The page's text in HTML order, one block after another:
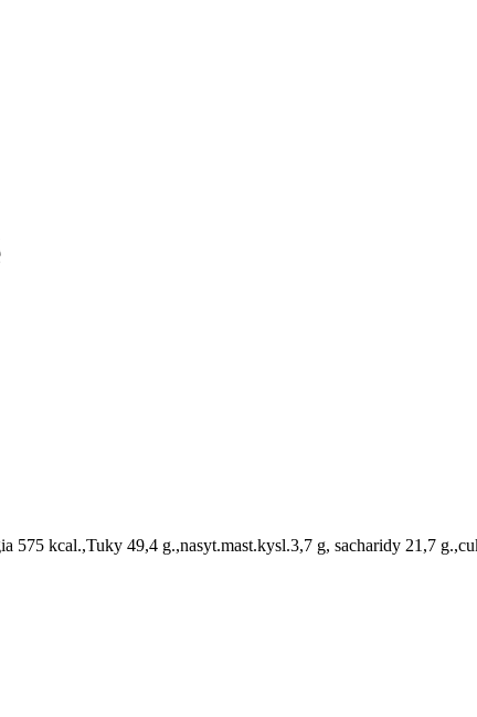
575 kcal.,Tuky 49,4 g.,nasyt.mast.kysl.3,7 g, sacharidy 21,7